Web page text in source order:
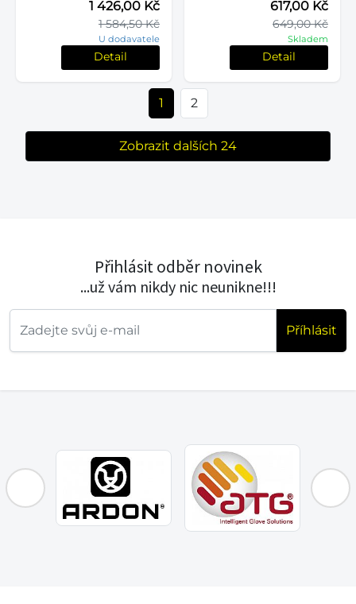
1 584,50 Kč
1 426,00 Kč
U dodavatele
Detail
649,00 Kč
617,00 Kč
Skladem
Detail
1 2
Zobrazit dalších 24
Přihlásit odběr novinek
...už vám nikdy nic neunikne!!!
Příhlásit